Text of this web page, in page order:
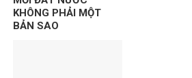
KHÔNG PHẢI MỘT
BẢN SAO